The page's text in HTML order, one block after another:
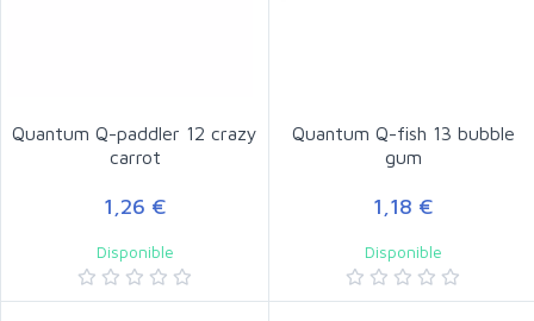
Quantum Q-paddler 12 crazy
carrot
1,26 €
Disponible
Quantum Q-fish 13 bubble
gum
1,18 €
Disponible